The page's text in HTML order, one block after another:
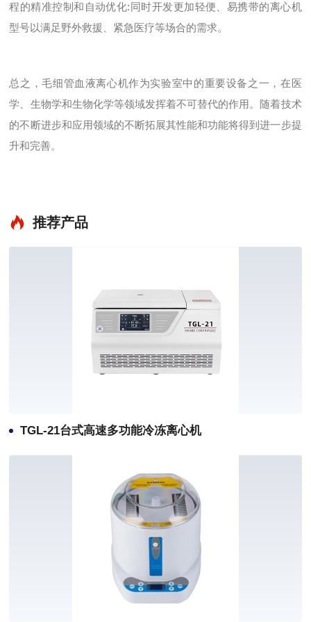
程的精准控制和自动优化:同时开发更加轻便、易携带的离心机
型号以满足野外救援、紧急医疗等场合的需求。
总之，毛细管血液离心机作为实验室中的重要设备之一，在医
学、生物学和生物化学等领域发挥着不可替代的作用。随着技术
的不断进步和应用领域的不断拓展其性能和功能将得到进一步提
升和完善。
推荐产品
TGL-21台式高速多功能冷冻离心机